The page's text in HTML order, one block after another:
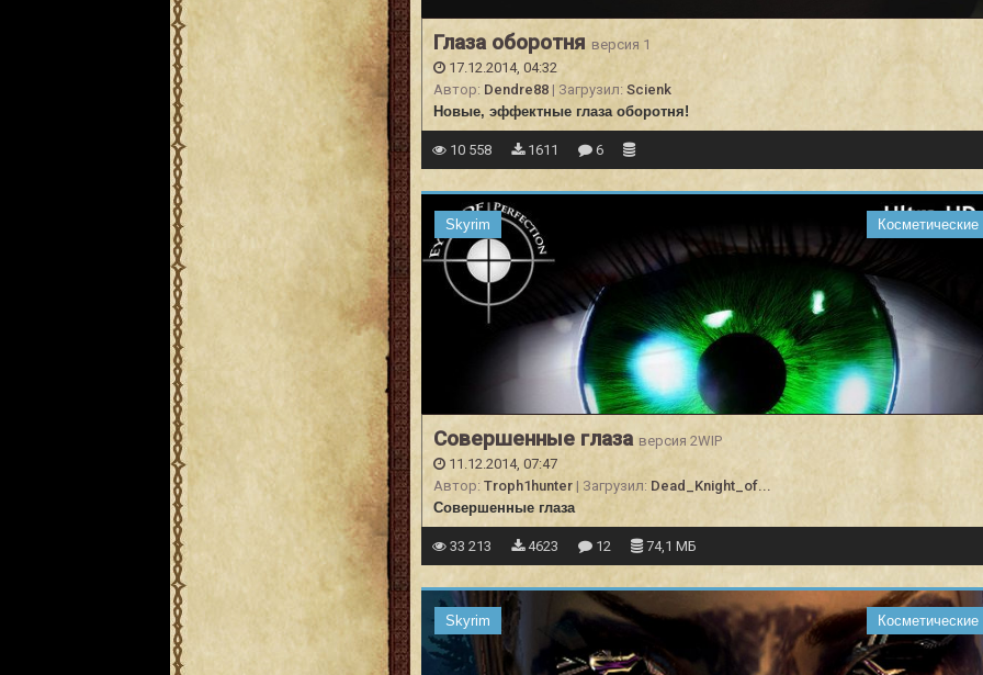
Глаза оборотня версия 1
17.12.2014, 04:32
Автор: Dendre88 | Загрузил: Scienk
Новые, эффектные глаза оборотня!
10 558 1611 6
Skyrim
Совершенные глаза версия 2WIP
11.12.2014, 07:47
Автор: Troph1hunter | Загрузил: Dead_Knight_of...
Совершенные глаза
33 213 4623 12 74,1 МБ
Skyrim